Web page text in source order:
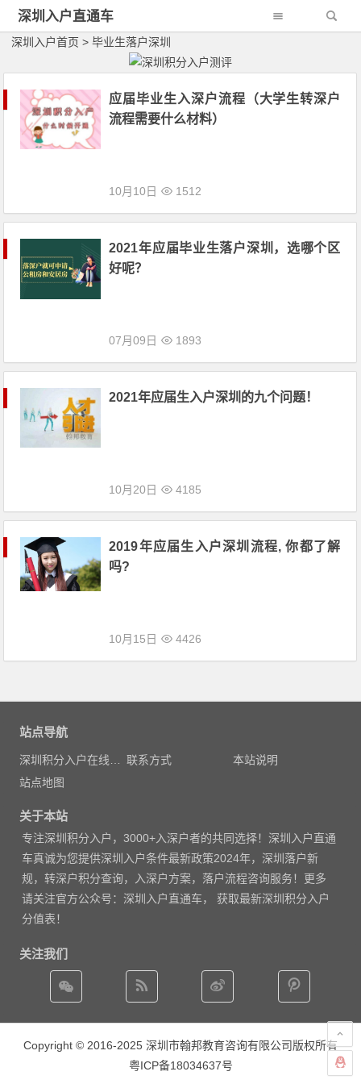
深圳入户直通车
深圳入户首页 > 毕业生落户深圳
应届毕业生入深户流程（大学生转深户
流程需要什么材料）
10月10日 1512
2021年应届毕业生落户深圳，选哪个区
好呢？
07月09日 1893
2021年应届生入户深圳的九个问题！
10月20日 4185
2019年应届生入户深圳流程, 你都了解
吗?
10月15日 4426
站点导航
联系方式
本站说明
站点地图
关于本站
专注深圳积分入户 ，3000+入深户者的共同选择！深圳入户直通
车真诚为您提供深圳入户条件最新政策2024年，深圳落户新
规，转深户积分查询，入深户方案，落户流程咨询服务！更多
请关注官方公众号：深圳入户直通车， 获取最新深圳积分入户
分值表！
关注我们
Copyright © 2016-2025 深圳市翰邦教育咨询有限公司版权所有
粤ICP备18034637号